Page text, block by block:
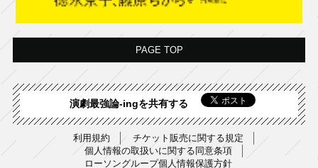
PAGE TOP
演劇最強論-ingを共有する
利用規約
チケット販売に関する規定
個人情報の取扱いに関する同意条項
ローソングループ個人情報保護方針